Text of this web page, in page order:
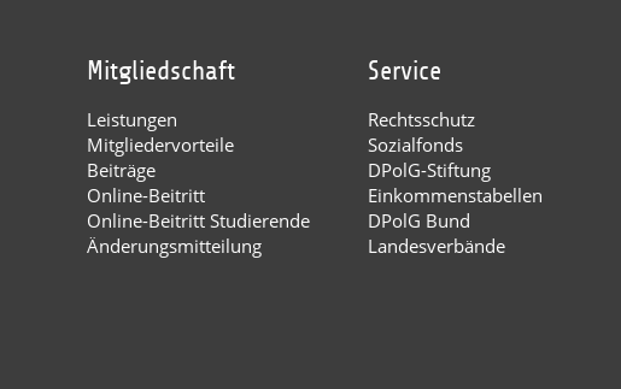
Mitgliedschaft
Leistungen
Mitgliedervorteile
Beiträge
Online-Beitritt
Online-Beitritt Studierende
Änderungsmitteilung
Service
Rechtsschutz
Sozialfonds
DPolG-Stiftung
Einkommenstabellen
DPolG Bund
Landesverbände